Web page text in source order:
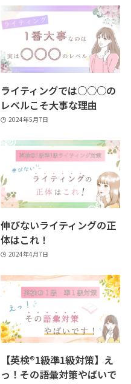
ライティングでは○○○の
レベルこそ大事な理由
2024年5月7日
伸びないライティングの正
体はこれ！
2024年4月7日
【英検®1級準1級対策】え
っ！その語彙対策やばいで